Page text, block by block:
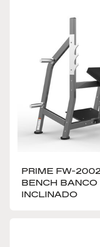
PRIME FW-
BENCH BANCO
INCLINADO